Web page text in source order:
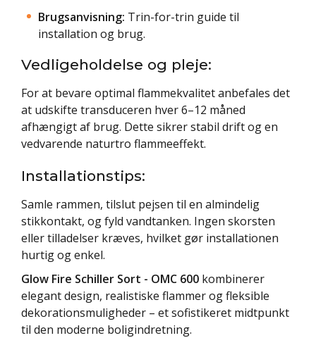
Brugsanvisning: Trin-for-trin guide til
installation og brug.
Vedligeholdelse og pleje:
For at bevare optimal flammekvalitet anbefales det
at udskifte transduceren hver 6–12 måned
afhængigt af brug. Dette sikrer stabil drift og en
vedvarende naturtro flammeeffekt.
Installationstips:
Samle rammen, tilslut pejsen til en almindelig
stikkontakt, og fyld vandtanken. Ingen skorsten
eller tilladelser kræves, hvilket gør installationen
hurtig og enkel.
Glow Fire Schiller Sort - OMC 600 kombinerer
elegant design, realistiske flammer og fleksible
dekorationsmuligheder – et sofistikeret midtpunkt
til den moderne boligindretning.